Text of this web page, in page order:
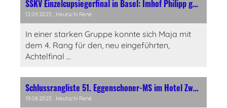
SSKV Einzelcupsiegerfinal in Basel: Imhof Philipp gewinnt und Maja Kamber scheitert knapp im 1/8Final
12.09.2023 , Heutschi René
In einer starken Gruppe konnte sich Maja mit
dem 4. Rang für den, neu eingeführten,
Achtelfinal ...
Schlussrangliste 51. Eggenschoner-MS im Hotel Zwyssighof, Wettingen
19.08.2023 , Heutschi René